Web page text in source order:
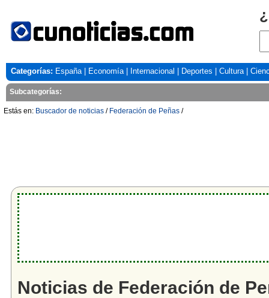
Categorías: España| Economía| Internacional Deportes Cultura|
Subcategorías:
Estás en: Buscador de noticias / Federación de Peñas /
Noticias de Federación de